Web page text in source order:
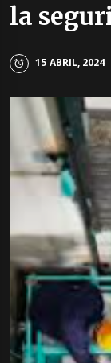
la
15 ABRIL, 2024